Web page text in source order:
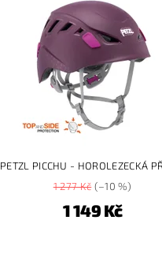
PETZL PICCHU - HOROLEZECKÁ
1 277 Kč(–10 %)
1 149 Kč